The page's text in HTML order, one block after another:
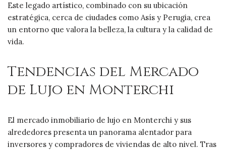
Este legado artístico, combinado con su ubicación
estratégica, cerca de ciudades como Asís y Perugia, crea
un entorno que valora la belleza, la cultura y la calidad de
vida.
Tendencias del Mercado
de Lujo en Monterchi
El mercado inmobiliario de lujo en Monterchi y sus
alrededores presenta un panorama alentador para
inversores y compradores de viviendas de alto nivel. Tras